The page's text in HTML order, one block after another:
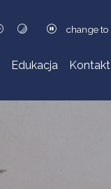
change to
Edukacja Kontakt